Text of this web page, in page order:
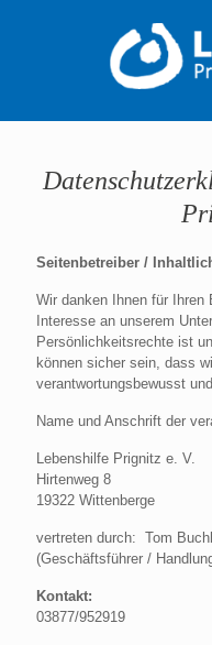
Seitenbetreiber /
Wir danken Ihnen für
Interesse an unserem
Persönlichkeitsrechte ist
können sicher sein, dass
verantwortungsbewusst
Name und Anschrift der
Lebenshilfe Prignitz e. V.
Hirtenweg 8
19322 Wittenberge
vertreten durch: Tom
(Geschäftsführer /
Kontakt:
03877/952919